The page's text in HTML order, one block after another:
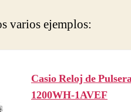
varios ejemplos:
Casio Reloj de
1200WH-1AVEF